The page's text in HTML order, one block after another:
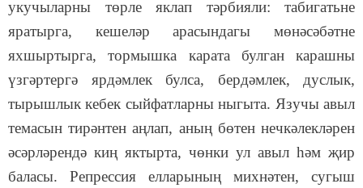
укучыларны төрле яклап тәрбияли: табигатьне
яратырга, кешеләр арасындагы мөнәсәбәтне
яхшыртырга, тормышка карата булган карашны
үзгәртергә ярдәмлек булса, бердәмлек, дуслык,
тырышлык кебек сыйфатларны ныгыта. Язучы авыл
темасын тирәнтен аңлап, аның бөтен нечкәлекләрен
әсәрләрендә киң яктырта, чөнки ул авыл һәм җир
баласы. Репрессия елларының михнәтен, сугыш